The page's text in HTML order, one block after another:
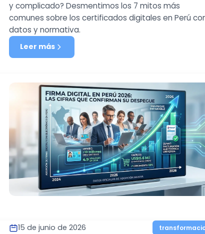
y complicado? Desmentimos los 7 mitos más
comunes sobre los certificados digitales en Perú
datos y normativa.
Leer más
15 de junio de 2026